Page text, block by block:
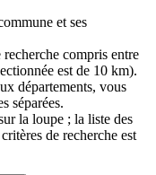
et ses
compris entre
est de 10 km).
départements, vous
séparées.
la loupe ; la liste des
de recherche est